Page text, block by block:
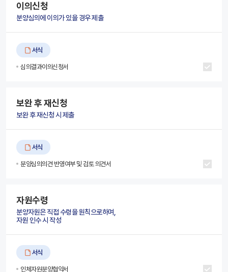
이의신청
분양심의에 이의가 있을 경우 제출
서식
심의결과이의신청서
보완 후 재신청
보완 후 재신청 시 제출
서식
분양심의의견 반영여부 및 검토 의견서
자원수령
분양자원은 직접 수령을 원칙으로하며,
자원 인수 시 작성
서식
인체자원분양협약서